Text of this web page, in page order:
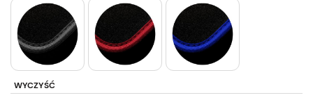
WYCZYŚĆ